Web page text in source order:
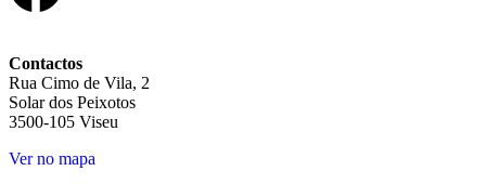
Contactos
Rua Cimo de Vila, 2
Solar dos Peixotos
3500-105 Viseu
Ver no mapa